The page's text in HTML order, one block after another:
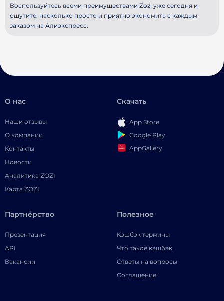
Воспользуйтесь всеми преимуществами Zozi уже сегодня и
ощутите, насколько просто и приятно экономить с каждым
заказом на Алиэкспресс.
О нас
Наши отзывы
О компании
Контакты
Новости
Аналитика ZOZI
Карта ZOZI
Скачать
App Store
Google Play
AppGallery
Партнёрство
Презентация
API
Вакансии
Полезное
Кэшбэк термины
Что такое кэшбэк
Ответы на вопросы
Соглашение